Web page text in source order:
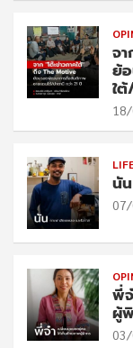
จ
ย้
ใ
นั
พี่
ผู้